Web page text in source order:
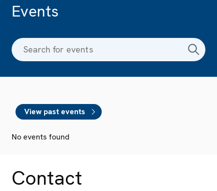
Events
View past events
No events found
Contact